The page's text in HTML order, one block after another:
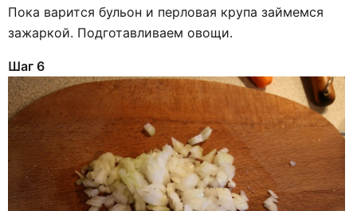
Пока варится бульон и перловая крупа займемся
зажаркой. Подготавливаем овощи.
Шаг 6